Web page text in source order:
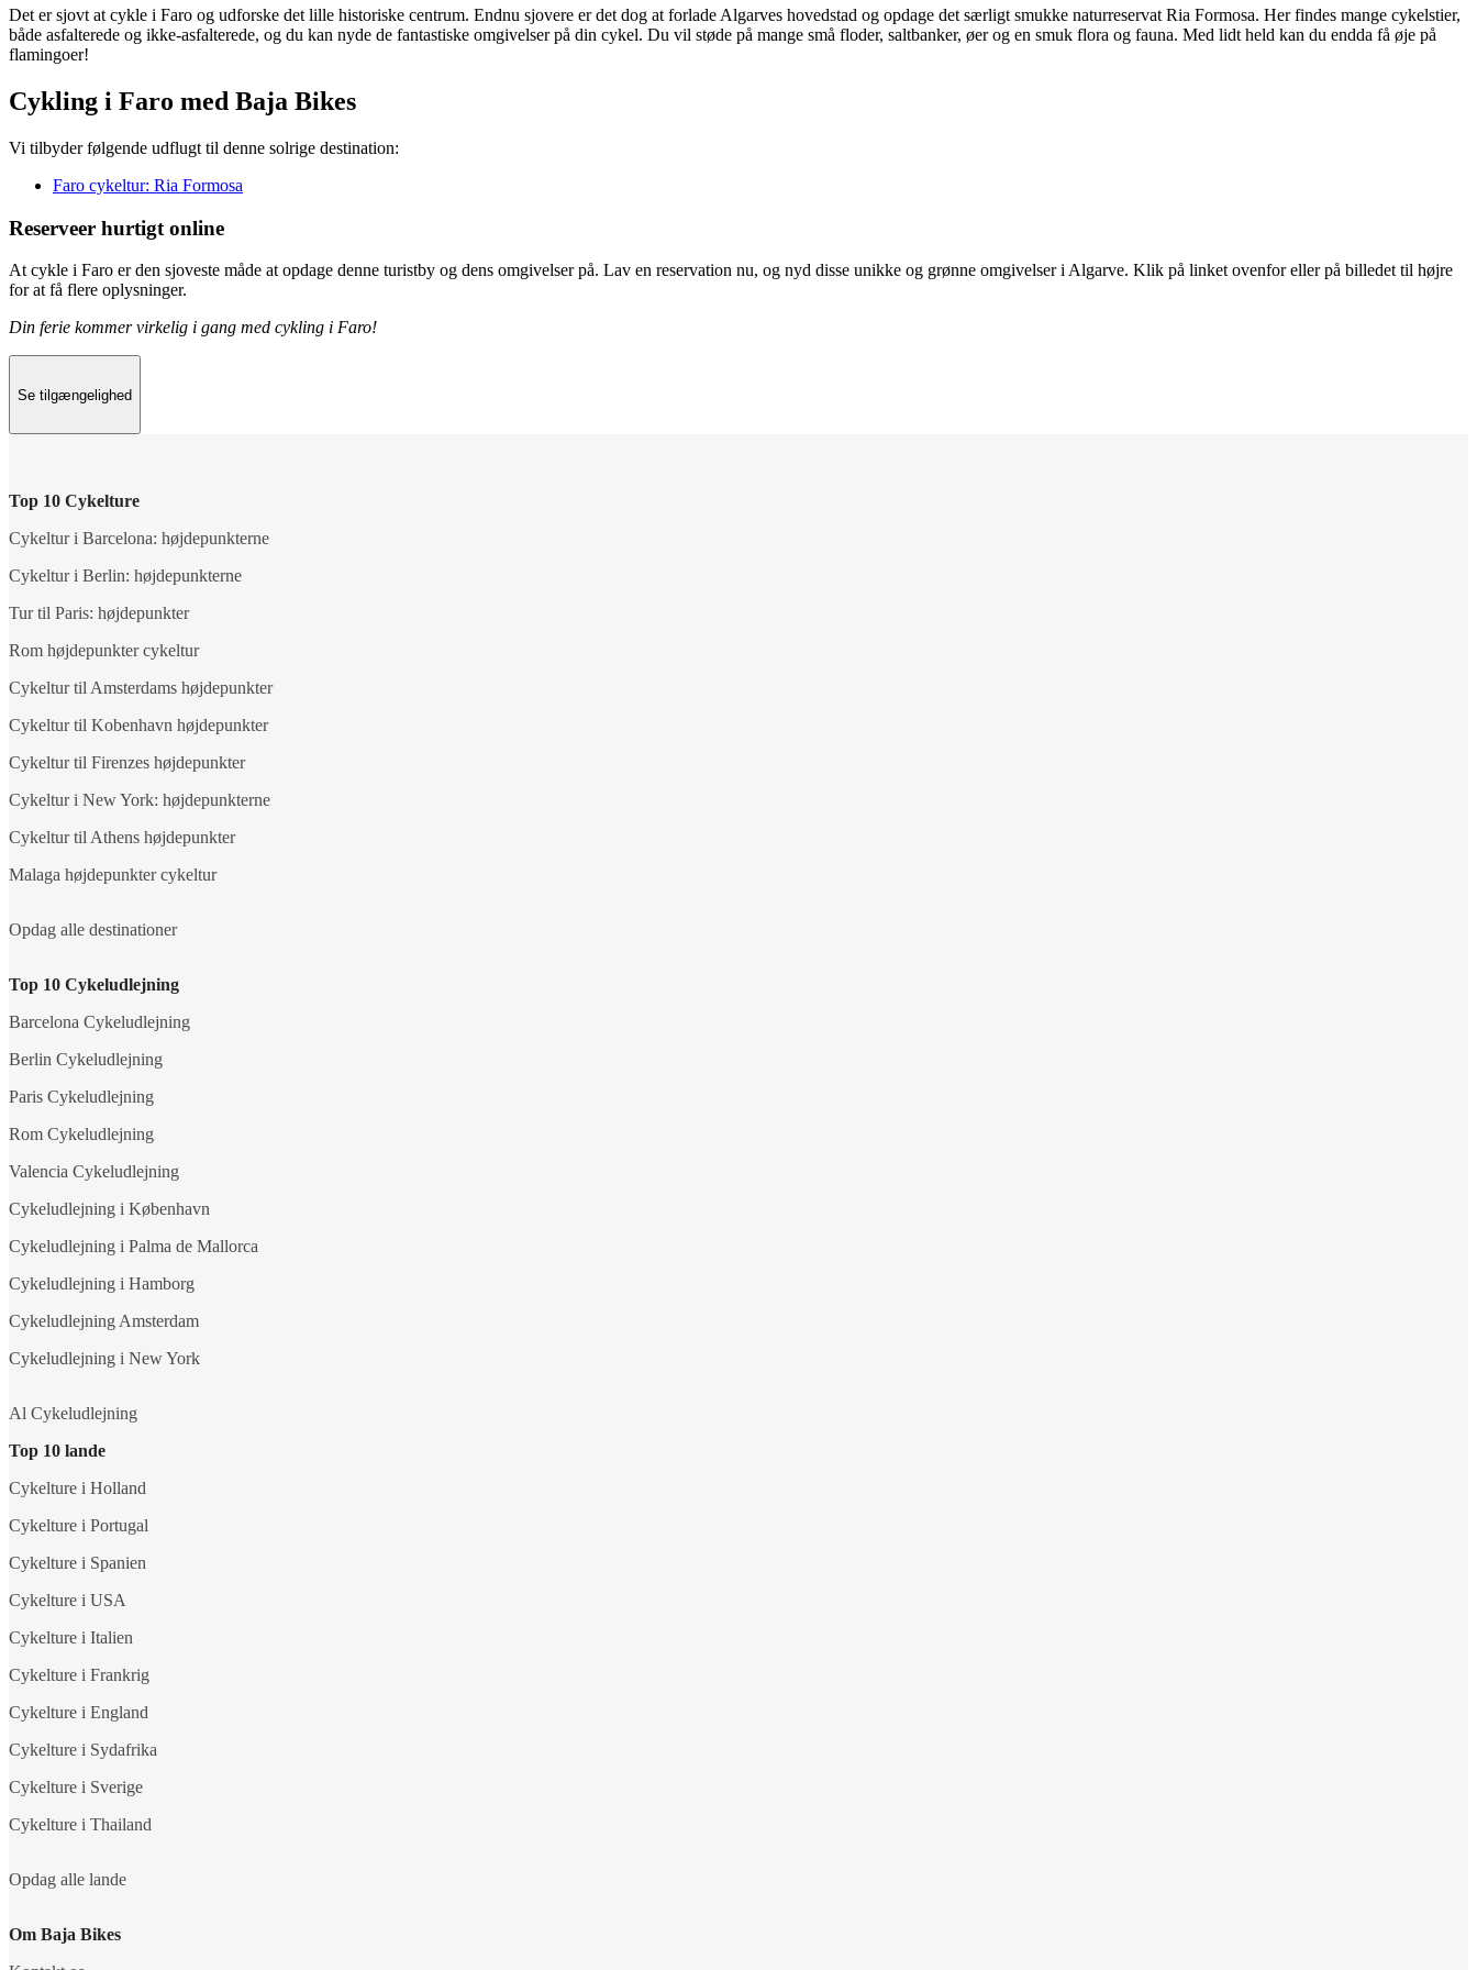
Det er sjovt at cykle i Faro og udforske det lille historiske centrum. Endnu sjovere er det dog at forlade Algarves hovedstad og opdage det særligt smukke naturreservat Ria Formosa. Her findes mange cykelstier,
både asfalterede og ikke-asfalterede, og du kan nyde de fantastiske omgivelser på din cykel. Du vil støde på mange små floder, saltbanker, øer og en smuk flora og fauna. Med lidt held kan du endda få øje på
flamingoer!
Cykling i Faro med Baja Bikes
Vi tilbyder følgende udflugt til denne solrige destination:
Faro cykeltur: Ria Formosa
Reserveer hurtigt online
At cykle i Faro er den sjoveste måde at opdage denne turistby og dens omgivelser på. Lav en reservation nu, og nyd disse unikke og grønne omgivelser i Algarve. Klik på linket ovenfor eller på billedet til højre
for at få flere oplysninger.
Din ferie kommer virkelig i gang med cykling i Faro!
Se tilgængelighed
Top 10 Cykelture
Cykeltur i Barcelona: højdepunkterne
Cykeltur i Berlin: højdepunkterne
Tur til Paris: højdepunkter
Rom højdepunkter cykeltur
Cykeltur til Amsterdams højdepunkter
Cykeltur til Kobenhavn højdepunkter
Cykeltur til Firenzes højdepunkter
Cykeltur i New York: højdepunkterne
Cykeltur til Athens højdepunkter
Malaga højdepunkter cykeltur
Opdag alle destinationer
Top 10 Cykeludlejning
Barcelona Cykeludlejning
Berlin Cykeludlejning
Paris Cykeludlejning
Rom Cykeludlejning
Valencia Cykeludlejning
Cykeludlejning i København
Cykeludlejning i Palma de Mallorca
Cykeludlejning i Hamborg
Cykeludlejning Amsterdam
Cykeludlejning i New York
Al Cykeludlejning
Top 10 lande
Cykelture i Holland
Cykelture i Portugal
Cykelture i Spanien
Cykelture i USA
Cykelture i Italien
Cykelture i Frankrig
Cykelture i England
Cykelture i Sydafrika
Cykelture i Sverige
Cykelture i Thailand
Opdag alle lande
Om Baja Bikes